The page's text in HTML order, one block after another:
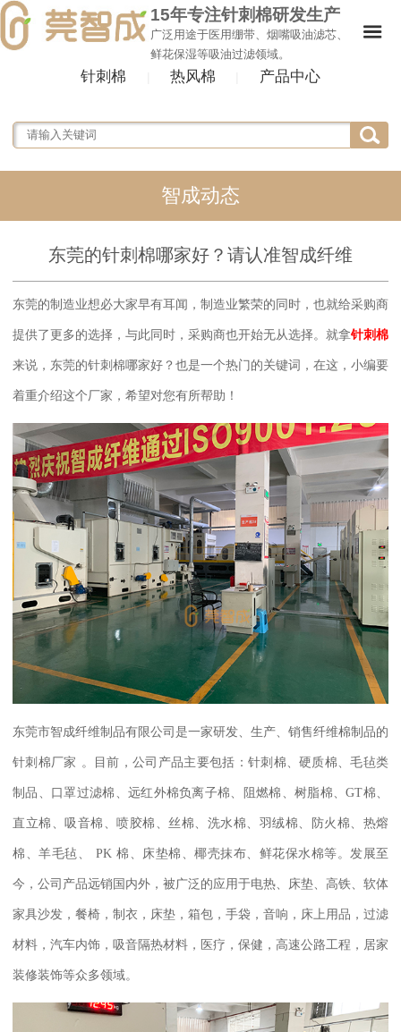
15年专注针刺棉研发生产
广泛用途于医用绷带、烟嘴吸油滤芯、
鲜花保湿等吸油过滤领域。
针刺棉 热风棉 产品中心
智成动态
东莞的针刺棉哪家好？请认准智成纤维
东莞的制造业想必大家早有耳闻，制造业繁荣的同时，也就给采购商
提供了更多的选择，与此同时，采购商也开始无从选择。就拿针刺棉
来说，东莞的针刺棉哪家好？也是一个热门的关键词，在这，小编要
着重介绍这个厂家，希望对您有所帮助！
东莞市智成纤维制品有限公司是一家研发、生产、销售纤维棉制品的
针刺棉厂家 。目前，公司产品主要包括：针刺棉、硬质棉、毛毡类
制品、口罩过滤棉、远红外棉负离子棉、阻燃棉、树脂棉、GT棉、
直立棉、吸音棉、喷胶棉、丝棉、洗水棉、羽绒棉、防火棉、热熔
棉、羊毛毡、 PK 棉、床垫棉 、椰壳抹布、鲜花保水棉等。发展至
今，公司产品远销国内外，被广泛的应用于电热、床垫、高铁、软体
家具沙发，餐椅，制衣，床垫，箱包，手袋，音响，床上用品，过滤
材料，汽车内饰，吸音隔热材料，医疗，保健，高速公路工程，居家
装修装饰等众多领域。